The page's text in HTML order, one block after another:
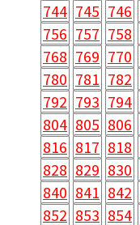
744 745 746
756 757 758
768 769 770
780 781 782
792 793 794
804 805 806
816 817 818
828 829 830
840 841 842
852 853 854